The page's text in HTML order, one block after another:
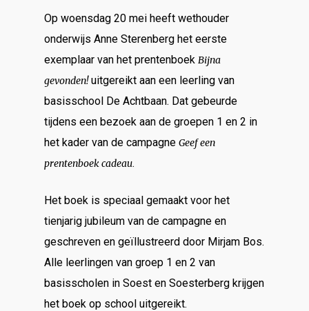
Op woensdag 20 mei heeft wethouder
onderwijs Anne Sterenberg het eerste
exemplaar van het prentenboek Bijna
gevonden!uitgereikt aan een leerling van
basisschool De Achtbaan. Dat gebeurde
tijdens een bezoek aan de groepen 1 en 2 in
het kader van de campagne Geef een
prentenboek cadeau.
Het boek is speciaal gemaakt voor het
tienjarig jubileum van de campagne en
geschreven en geïllustreerd door Mirjam Bos.
Alle leerlingen van groep 1 en 2 van
basisscholen in Soest en Soesterberg krijgen
het boek op school uitgereikt.